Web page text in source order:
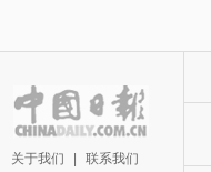
关于我们 联系我们